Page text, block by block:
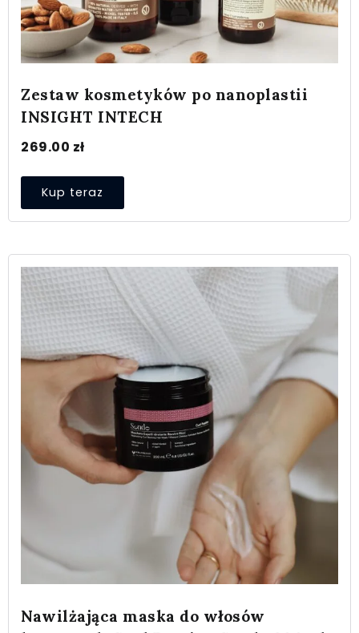
Zestaw kosmetyków po nanoplastii
INSIGHT INTECH
269.00 zł
Kup teraz
Nawilżająca maska do włosów